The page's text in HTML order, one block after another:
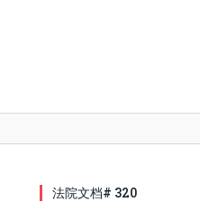
法院文档# 320